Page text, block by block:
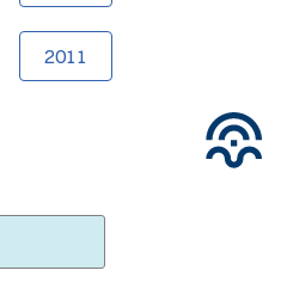
2011